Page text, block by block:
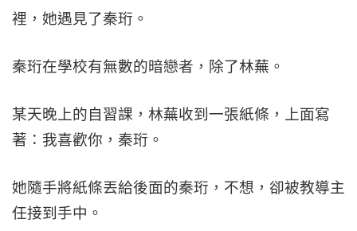
裡，她遇見了秦珩。
秦珩在學校有無數的暗戀者，除了林蕪。
某天晚上的自習課，林蕪收到一張紙條，上面寫
著：我喜歡你，秦珩。
她隨手將紙條丟給後面的秦珩，不想，卻被教導主
任接到手中。